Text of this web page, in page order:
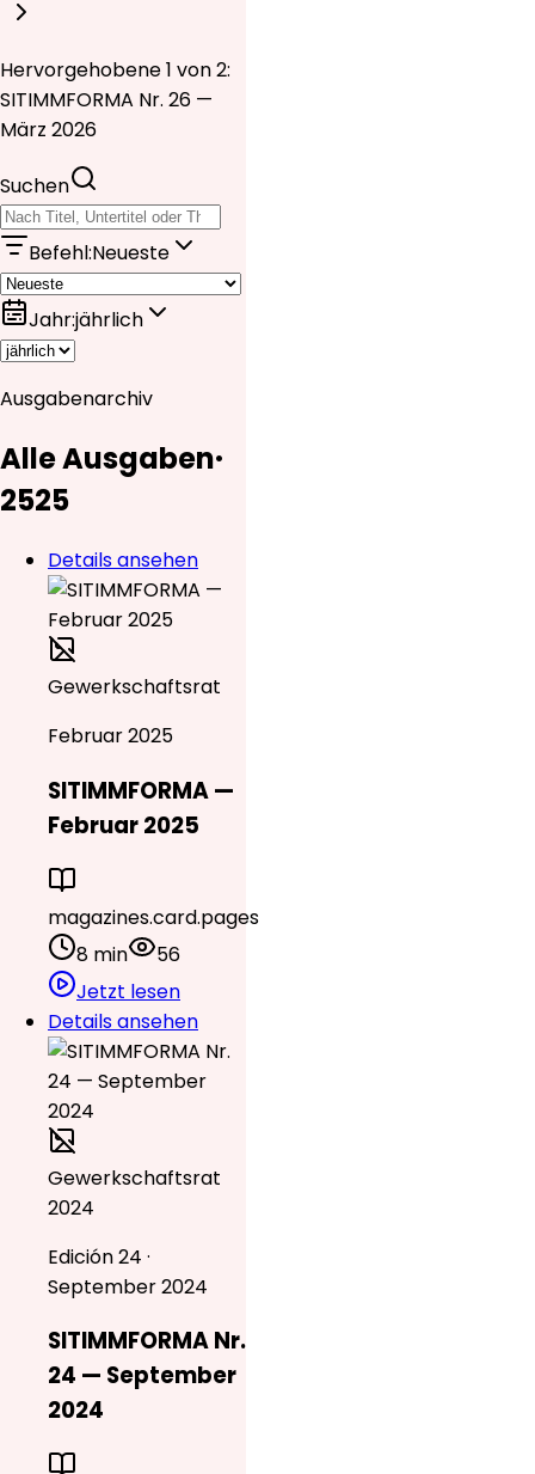
Hervorgehobene 1 von 2:
SITIMMFORMA Nr. 26 —
März 2026
Suchen
Befehl:Neueste
Jahr:jährlich
Ausgabenarchiv
Alle Ausgaben·
2525
Details ansehen
Gewerkschaftsrat
Februar 2025
SITIMMFORMA —
Februar 2025
magazines.card.pages
8 min
56
Jetzt lesen
Details ansehen
Gewerkschaftsrat
2024
Edición 24 ·
September 2024
SITIMMFORMA Nr.
24 — September
2024